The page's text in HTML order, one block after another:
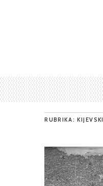
RUBRIKA: KIJEVSKI